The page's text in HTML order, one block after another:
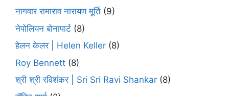
नागवार रामाराव नारायण मूर्ति (9)
नेपोलियन बोनापार्ट (8)
हेलन केलर | Helen Keller (8)
Roy Bennett (8)
श्री श्री रविशंकर | Sri Sri Ravi Shankar (8)